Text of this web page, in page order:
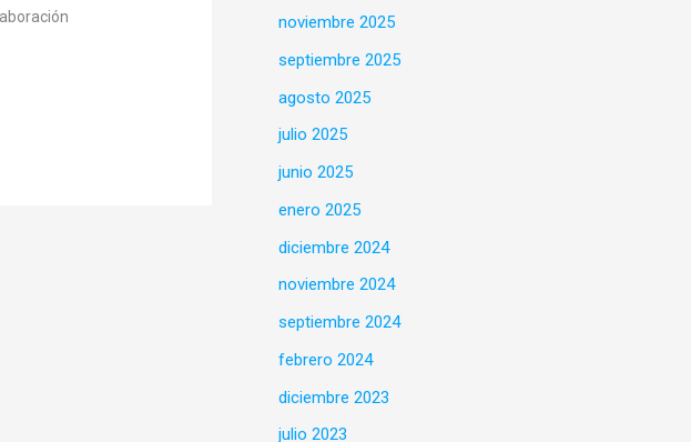
noviembre 2025
septiembre 2025
agosto 2025
julio 2025
junio 2025
enero 2025
diciembre 2024
noviembre 2024
septiembre 2024
febrero 2024
diciembre 2023
julio 2023